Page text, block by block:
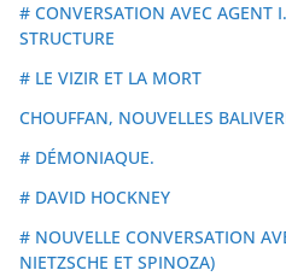
# CONVERSATION AVEC AGENT
STRUCTURE
# LE VIZIR ET LA MORT
CHOUFFAN, NOUVELLES
# DÉMONIAQUE.
# DAVID HOCKNEY
# NOUVELLE CONVERSATION
NIETZSCHE ET SPINOZA)